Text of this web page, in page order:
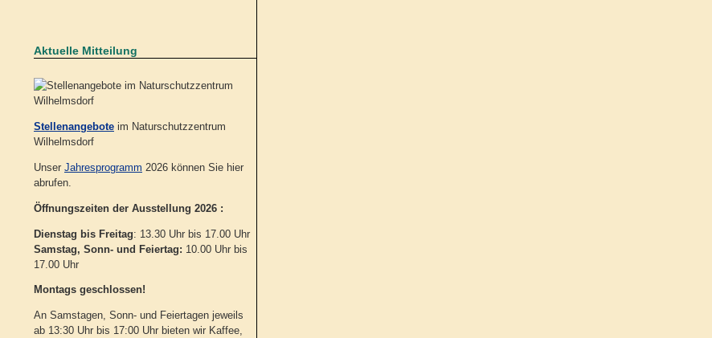
Aktuelle Mitteilung
Stellenangebote im Naturschutzzentrum
Wilhelmsdorf
Unser Jahresprogramm 2026 können Sie hier
abrufen.
Öffnungszeiten der Ausstellung 2026 :
Dienstag bis Freitag: 13.30 Uhr bis 17.00 Uhr
Samstag, Sonn- und Feiertag: 10.00 Uhr bis
17.00 Uhr
Montags geschlossen!
An Samstagen, Sonn- und Feiertagen jeweils
ab 13:30 Uhr bis 17:00 Uhr bieten wir Kaffee,